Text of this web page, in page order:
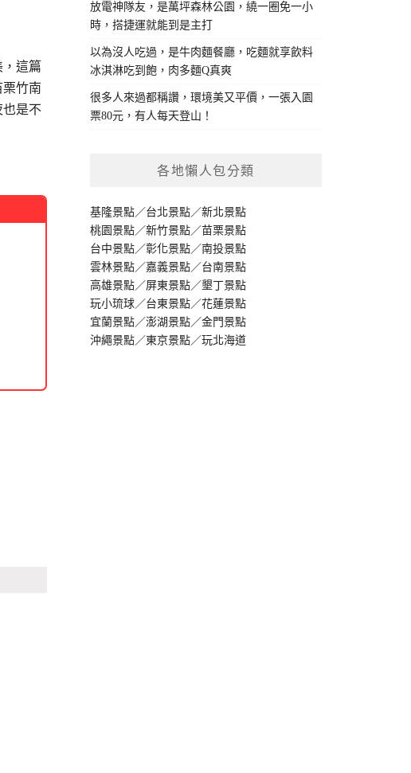
這篇
竹南
也是不
放電神隊友，是萬坪森林公園，繞一圈免一小
時，搭捷運就能到是主打
以為沒人吃過，是牛肉麵餐廳，吃麵就享飲料
冰淇淋吃到飽，肉多麵Q真爽
很多人來過都稱讚，環境美又平價，一張入園
票80元，有人每天登山！
各地懶人包分類
基隆景點／台北景點／新北景點
桃園景點／新竹景點／苗栗景點
台中景點／彰化景點／南投景點
雲林景點／嘉義景點／台南景點
高雄景點／屏東景點／墾丁景點
玩小琉球／台東景點／花蓮景點
宜蘭景點／澎湖景點／金門景點
沖繩景點／東京景點／玩北海道